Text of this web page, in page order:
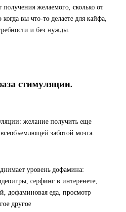
получения желаемого, сколько от
вы что-то делаете для кайфа,
и без нужды.
стимуляции.
желание получить еще
заботой мозга.
уровень дофамина:
серфинг в интеренете,
дофаминовая еда, просмотр
другое